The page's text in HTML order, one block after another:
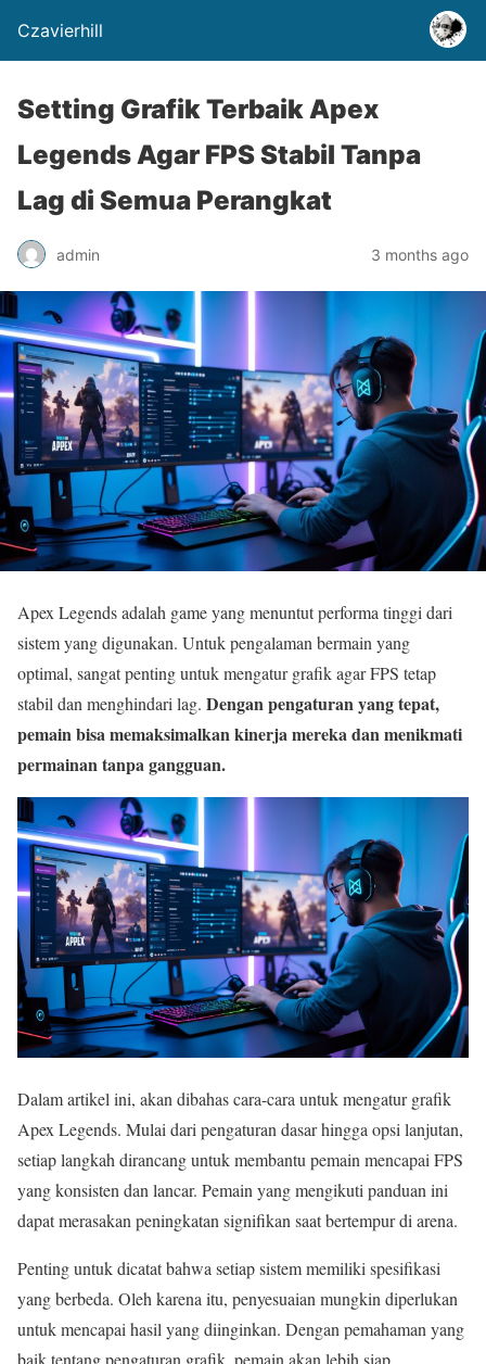
Czavierhill
Setting Grafik Terbaik Apex
Legends Agar FPS Stabil Tanpa
Lag di Semua Perangkat
admin 3 months ago
Apex Legends adalah game yang menuntut performa tinggi dari
sistem yang digunakan. Untuk pengalaman bermain yang
optimal, sangat penting untuk mengatur grafik agar FPS tetap
stabil dan menghindari lag. Dengan pengaturan yang tepat,
pemain bisa memaksimalkan kinerja mereka dan menikmati
permainan tanpa gangguan.
Dalam artikel ini, akan dibahas cara-cara untuk mengatur grafik
Apex Legends. Mulai dari pengaturan dasar hingga opsi lanjutan,
setiap langkah dirancang untuk membantu pemain mencapai FPS
yang konsisten dan lancar. Pemain yang mengikuti panduan ini
dapat merasakan peningkatan signifikan saat bertempur di arena.
Penting untuk dicatat bahwa setiap sistem memiliki spesifikasi
yang berbeda. Oleh karena itu, penyesuaian mungkin diperlukan
untuk mencapai hasil yang diinginkan. Dengan pemahaman yang
baik tentang pengaturan grafik, pemain akan lebih siap